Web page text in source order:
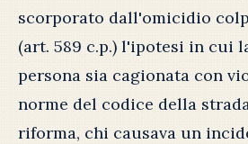
scorporato dall'omicidio
(art. 589 c.p.) l'ipotesi in cui
persona sia cagionata con
norme del codice della
riforma, chi causava un